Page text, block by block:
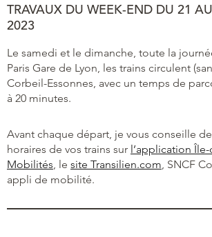
TRAVAUX DU WEEK-END DU 21
2023
Le samedi et le dimanche, toute la
Paris Gare de Lyon, les trains circulent
Corbeil-Essonnes, avec un temps de
à 20 minutes.
Avant chaque départ, je vous conseille
horaires de vos trains sur l’application
Mobilités , le site Transilien.com , SNCF
appli de mobilité.